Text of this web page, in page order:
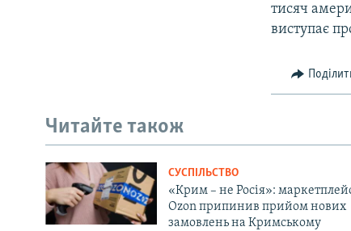
тисяч
виступає
Читайте також
СУСПІЛЬСТВО
«Крим – не Росія»:
Ozon припинив прийом нових
замовлень на Кримському